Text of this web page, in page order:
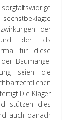
der
und der als
für diese
Baumängel
seien die
Die Kläger
stützen dies
auch danach